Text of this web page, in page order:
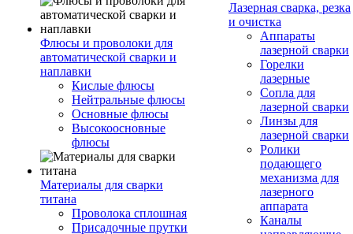
Флюсы и проволоки для
автоматической сварки и
наплавки
Кислые флюсы
Нейтральные флюсы
Основные флюсы
Высокоосновные
флюсы
Материалы для сварки
титана
Проволока сплошная
Присадочные прутки
Лазерная сварка, резка
и очистка
Аппараты
лазерной сварки
Горелки
лазерные
Сопла для
лазерной сварки
Линзы для
лазерной сварки
Ролики
подающего
механизма для
лазерного
аппарата
Каналы